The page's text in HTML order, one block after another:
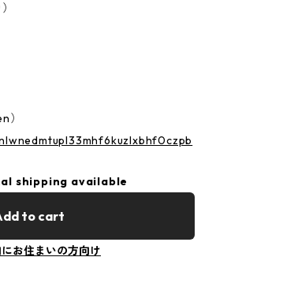
）
shipping available
to cart
お住まいの方向け